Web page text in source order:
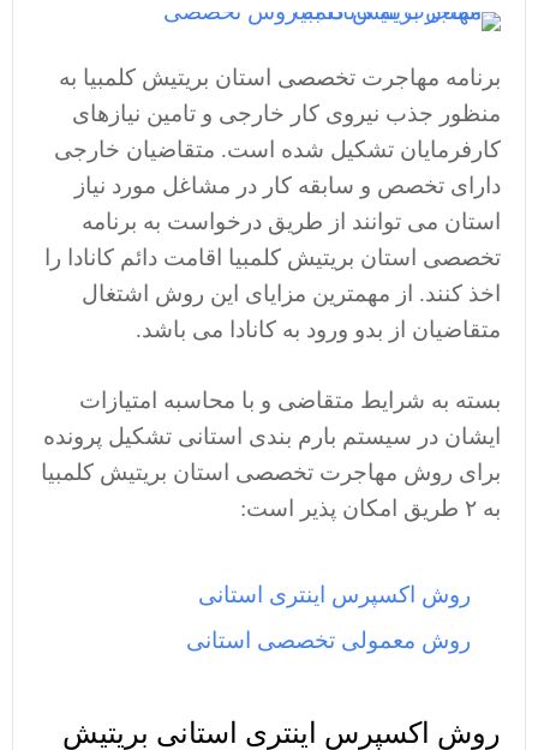
برنامه مهاجرت تخصصی استان بریتیش کلمبیا به
منظور جذب نیروی کار خارجی و تامین نیازهای
کارفرمایان تشکیل شده است. متقاضیان خارجی
دارای تخصص و سابقه کار در مشاغل مورد نیاز
استان می توانند از طریق درخواست به برنامه
تخصصی استان بریتیش کلمبیا اقامت دائم کانادا را
اخذ کنند. از مهمترین مزایای این روش اشتغال
متقاضیان از بدو ورود به کانادا می باشد.
بسته به شرایط متقاضی و با محاسبه امتیازات
ایشان در سیستم بارم بندی استانی تشکیل پرونده
برای روش مهاجرت تخصصی استان بریتیش کلمبیا
به ۲ طریق امکان پذیر است:
روش اکسپرس اینتری استانی
روش معمولی تخصصی استانی
روش اکسپرس اینتری استانی بریتیش